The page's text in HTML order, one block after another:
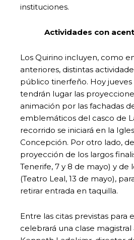
instituciones.
Actividades con
Los Quirino incluyen, como
anteriores, distintas
público tinerfeño. Hoy jueves
tendrán lugar las
animación por las fachadas
emblemáticos del casco de
recorrido se iniciará en la
Concepción. Por otro lado,
proyección de los largos
Tenerife, 7 y 8 de mayo) y de
(Teatro Leal, 13 de mayo),
retirar entrada en taquilla.
Entre las citas previstas para
celebrará una clase magistral